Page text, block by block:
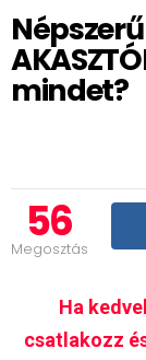
mindet?
56
Megosztás
Ha
csatlakozz